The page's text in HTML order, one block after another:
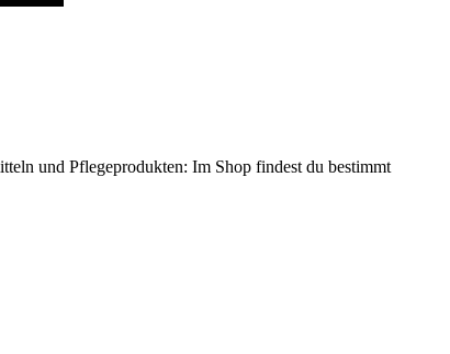
und Pflegeprodukten: Im Shop findest du bestimmt